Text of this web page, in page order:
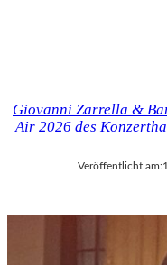
Giovanni Zarrella &
Air 2026 des
Veröffentlicht am: